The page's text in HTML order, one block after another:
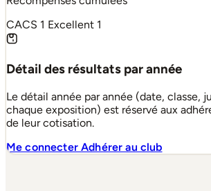
CACS 1 Excellent 1
Détail des résultats par année
Le détail année par année (date, classe,
chaque exposition) est réservé aux
de leur cotisation.
Me connecterAdhérer au club